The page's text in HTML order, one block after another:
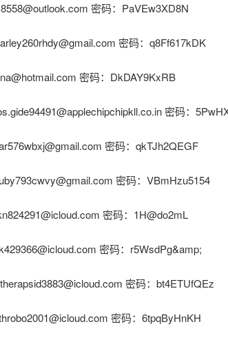
密码：PaVEw3XD8N
密码：q8Ff617kDK
密码：DkDAY9KxRB
密码：
密码：qkTJh2QEGF
密码：VBmHzu5154
密码：1H@do2mL
密码：r5WsdPg&amp;
密码：bt4ETUfQEz
密码：6tpqByHnKH